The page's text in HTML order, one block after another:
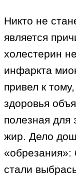
Никто не
является
холестерин
инфаркта
привел к
здоровья
полезная
жир. Дело
«обрезания»:
стали